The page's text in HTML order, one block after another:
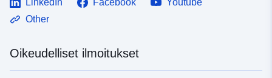
Other
Oikeudelliset ilmoitukset